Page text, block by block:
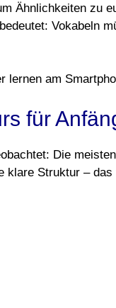
zu
Vokabeln
für
Die
Struktur –